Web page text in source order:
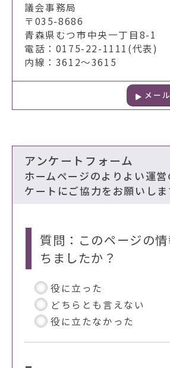
議会事務局
〒035-8686
青森県むつ市中央一丁目8-1
電話：0175-22-1111(代表)
内線：3612～3615
メー
アンケートフォーム
ホームページのよりよい運
ケートにご協力をお願いしま
質問：このページの
ちましたか？
役に立った
どちらとも言えない
役に立たなかった